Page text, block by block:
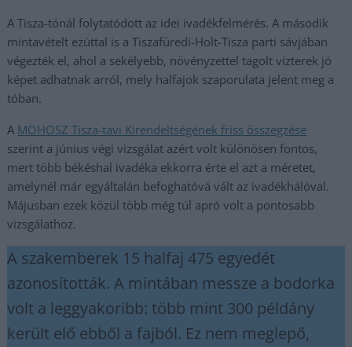
A Tisza-tónál folytatódott az idei ivadékfelmérés. A második
mintavételt ezúttal is a Tiszafüredi-Holt-Tisza parti sávjában
végezték el, ahol a sekélyebb, növényzettel tagolt vízterek jó
képet adhatnak arról, mely halfajok szaporulata jelent meg a
tóban.
A MOHOSZ Tisza-tavi Kirendeltségének friss összegzése
szerint a június végi vizsgálat azért volt különösen fontos,
mert több békéshal ivadéka ekkorra érte el azt a méretet,
amelynél már egyáltalán befoghatóvá vált az ivadékhálóval.
Májusban ezek közül több még túl apró volt a pontosabb
vizsgálathoz.
A szakemberek 15 halfaj 475 egyedét
azonosították. A mintában messze a bodorka
volt a leggyakoribb: több mint 300 példány
került elő ebből a fajból. Ez nem meglepő,